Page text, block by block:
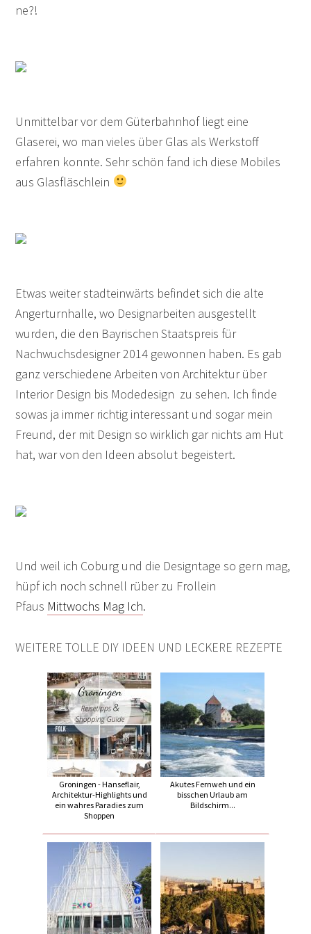
ne?!
Unmittelbar vor dem Güterbahnhof liegt eine
Glaserei, wo man vieles über Glas als Werkstoff
erfahren konnte. Sehr schön fand ich diese Mobiles
aus Glasfläschlein
Etwas weiter stadteinwärts befindet sich die alte
Angerturnhalle, wo Designarbeiten ausgestellt
wurden, die den Bayrischen Staatspreis für
Nachwuchsdesigner 2014 gewonnen haben. Es gab
ganz verschiedene Arbeiten von Architektur über
Interior Design bis Modedesign zu sehen. Ich finde
sowas ja immer richtig interessant und sogar mein
Freund, der mit Design so wirklich gar nichts am Hut
hat, war von den Ideen absolut begeistert.
Und weil ich Coburg und die Designtage so gern mag,
hüpf ich noch schnell rüber zu Frollein
Pfaus Mittwochs Mag Ich.
WEITERE TOLLE DIY IDEEN UND LECKERE REZEPTE
Groningen - Hanseflair,
Architektur-Highlights und
ein wahres Paradies zum
Shoppen
Akutes Fernweh und ein
bisschen Urlaub am
Bildschirm...